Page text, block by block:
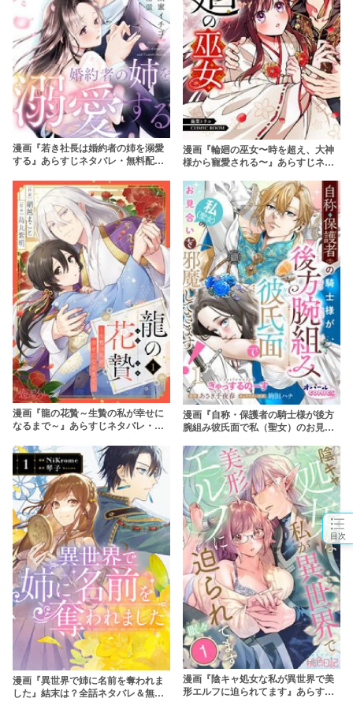
目次
漫画『若き社長は婚約者の姉を溺愛
する』あらすじネタバレ・無料配信
漫画『輪廻の巫女〜時を超え、大神
様から寵愛される〜』あらすじネタ
むのはやめよう
漫画『龍の花贄～生贄の私が幸せに
なるまで～』あらすじネタバレ・無
めよう
漫画『自称・保護者の騎士様が後方
腕組み彼氏面で私（聖女）のお見合
タバレ・無料配信情報！rawやpdfで
読むのはやめよう
漫画『異世界で姉に名前を奪われま
した』結末は？全話ネタバレ＆無料
漫画『陰キャ処女な私が異世界で美
形エルフに迫られてます』あらすじ